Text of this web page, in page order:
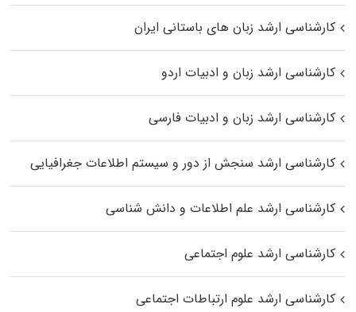
کارشناسی ارشد زبان‌ های باستانی ایران
کارشناسی ارشد زبان و ادبیات اردو
کارشناسی ارشد زبان و ادبیات فارسی
کارشناسی ارشد سنجش از دور و سیستم اطلاعات جغرافیایی
کارشناسی ارشد علم اطلاعات و دانش شناسی
کارشناسی ارشد علوم اجتماعی
کارشناسی ارشد علوم ارتباطات اجتماعی